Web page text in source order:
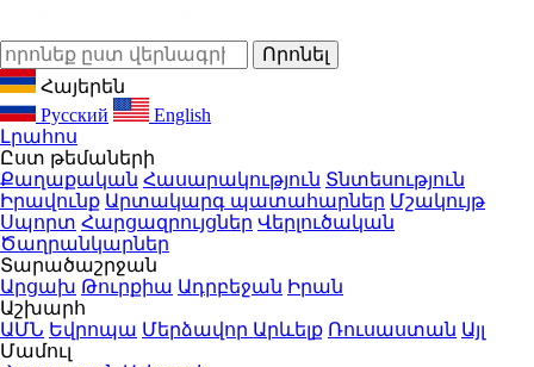
Հայերեն
Русский
English
Լրահոս
Ըստ թեմաների
Քաղաքական Հասարակություն Տնտեսություն
Իրավունք Արտակարգ պատահարներ Մշակույթ
Սպորտ Հարցազրույցներ Վերլուծական
Ծաղրանկարներ
Տարածաշրջան
Արցախ Թուրքիա Ադրբեջան Իրան
Աշխարհ
ԱՄՆ Եվրոպա Մերձավոր Արևելք Ռուսաստան Այլ
Մամուլ